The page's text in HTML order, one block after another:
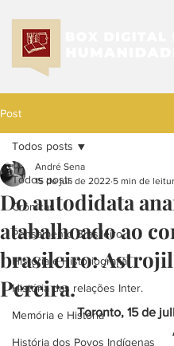
Post
Todos posts
Crônicas
Pensamento Brasileiro
História e Historiografia
História das relações Inter.
Memória e História
História dos Povos Indígenas
Todos posts
Do autodidata
atabalhoado ao
brasileiro:
Pereira.
André Sena
15 de jul. de 2022 5 min de
Toronto, 15 de